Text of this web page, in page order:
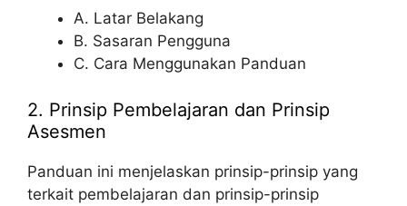
A. Latar Belakang
B. Sasaran Pengguna
C. Cara Menggunakan Panduan
2. Prinsip Pembelajaran dan Prinsip
Asesmen
Panduan ini menjelaskan prinsip-prinsip yang
terkait pembelajaran dan prinsip-prinsip